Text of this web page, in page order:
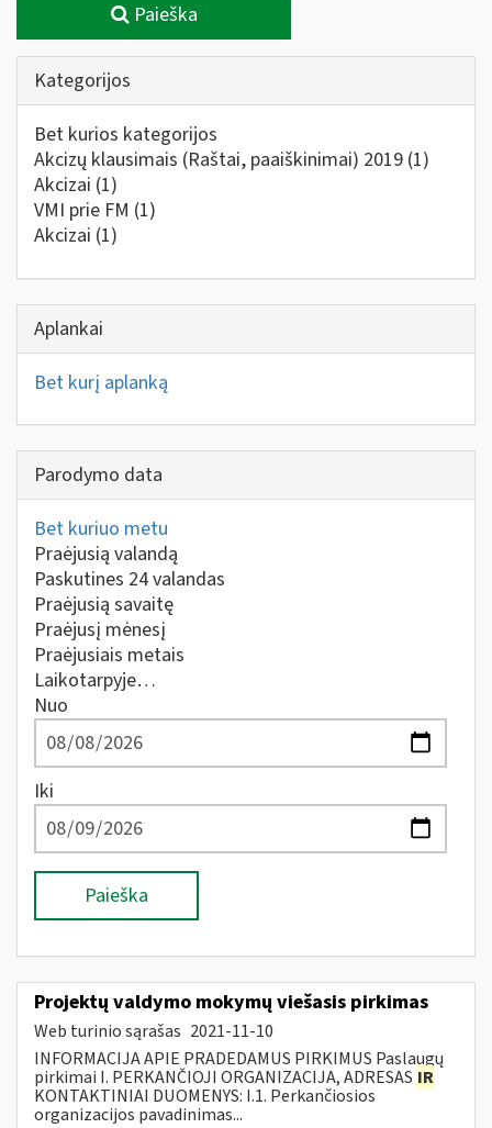
Paieška
Kategorijos
Bet kurios kategorijos
Akcizų klausimais (Raštai, paaiškinimai) 2019 (1)
Akcizai (1)
VMI prie FM (1)
Akcizai (1)
Aplankai
Bet kurį aplanką
Parodymo data
Bet kuriuo metu
Praėjusią valandą
Paskutines 24 valandas
Praėjusią savaitę
Praėjusį mėnesį
Praėjusiais metais
Laikotarpyje…
Nuo
Iki
Paieška
Projektų valdymo mokymų viešasis pirkimas
Web turinio sąrašas 2021-11-10
INFORMACIJA APIE PRADEDAMUS PIRKIMUS Paslaugų
pirkimai I. PERKANČIOJI ORGANIZACIJA, ADRESAS IR
KONTAKTINIAI DUOMENYS: I.1. Perkančiosios
organizacijos pavadinimas...